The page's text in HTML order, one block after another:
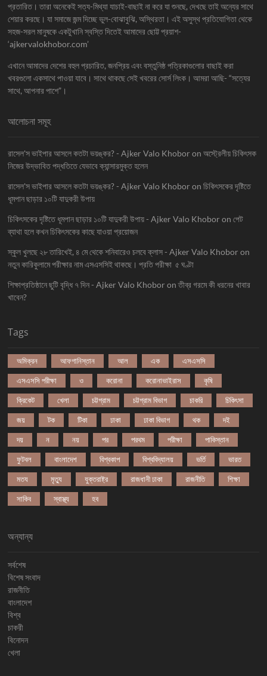
প্রতারিত। তারা অনেকেই সত্য-মিথ্যা যাচাই-বাছাই না করে যা শুনছে, দেখছে তাই অন্যের সাথে
শেয়ার করছে। যা সমাজে জন্ম দিচ্ছে ভুল-বোঝাবুঝি, অস্থিরতা। এই অসুস্থ প্রতিযোগিতা থেকে
সহজ-সরল মানুষকে একটুখানি স্বস্তি দিতেই আমাদের ছোট্ট প্রয়াশ-
‘ajkervalokhobor.com’
এখানে আমাদের দেশের বহুল প্রচারিত, জনপ্রিয় এবং বস্তুনিষ্ঠ পত্রিকাগুলোর বাছাই করা
খবরগুলো একসাথে পাওয়া যাবে। সাথে থাকছে সেই খবরের সোর্স লিংক। আমরা আছি- “সত্যের
সাথে, আপনার পাশে”।
আলোচনা সমূহ
রাসেল'স ভাইপার আসলে কতটা ভয়ঙ্কর? - Ajker Valo Khobor onঅস্ট্রেলীয় চিকিৎসক
নিজের উদ্ভাবিত পদ্ধতিতে যেভাবে ক্যান্সারমুক্ত হলেন
রাসেল'স ভাইপার আসলে কতটা ভয়ঙ্কর? - Ajker Valo Khobor onচিকিৎসকের দৃষ্টিতে
ধূমপান ছাড়ার ১০টি যাদুকরী উপায়
চিকিৎসকের দৃষ্টিতে ধূমপান ছাড়ার ১০টি যাদুকরী উপায় - Ajker Valo Khobor onপেট
ব্যাথা হলে কখন চিকিৎসকের কাছে যাওয়া প্রয়োজন
স্কুল খুলছে ২৮ তারিখেই, ৪ মে থেকে শনিবারেও চলবে ক্লাস - Ajker Valo Khobor on
নতুন কারিকুলামে পরীক্ষার নাম এসএসসিই থাকছে। প্রতি পরীক্ষা ৫ ঘণ্টা
শিক্ষাপ্রতিষ্ঠানে ছুটি বৃদ্ধি ৭ দিন - Ajker Valo Khobor onতীব্র গরমে কী ধরনের খাবার
খাবেন?
Tags
অমিক্রন আফগানিস্তান আল এক এসএসসি
এসএসসি পরীক্ষা ও করোনা করোনাভাইরাস কৃষি
ক্রিকেট খেলা চট্টগ্রাম চট্টগ্রাম বিভাগ চাকরি চিকিৎসা
জয় টক টিকা ঢাকা ঢাকা বিভাগ থক দই
দয় ন নয় পর পরথম পরীক্ষা পাকিস্তান
ফুটবল বাংলাদেশ বিশ্বকাপ বিশ্ববিদ্যালয় ভর্তি ভারত
মতয মৃত্যু যুক্তরাষ্ট্র রাজধানী ঢাকা রাজনীতি শিক্ষা
সাকিব স্বাস্থ্য হব
অন্যান্য
সর্বশেষ
বিশেষ সংবাদ
রাজনীতি
বাংলাদেশ
বিশ্ব
চাকরী
বিনোদন
খেলা